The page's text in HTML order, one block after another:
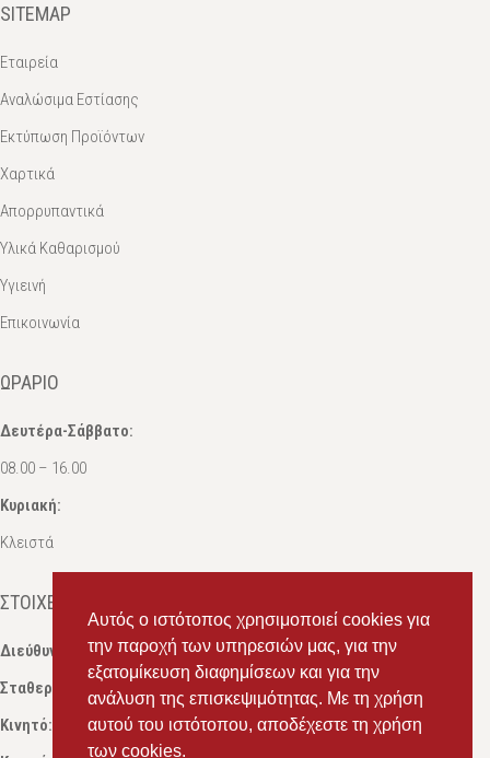
Αυτός ο ιστότοπος χρησιμοποιεί cookies για
την παροχή των υπηρεσιών μας, για την
εξατομίκευση διαφημίσεων και για την
ανάλυση της επισκεψιμότητας. Με τη χρήση
αυτού του ιστότοπου, αποδέχεστε τη χρήση
των cookies.
SITEMAP
Εταιρεία
Αναλώσιμα Εστίασης
Εκτύπωση Προϊόντων
Χαρτικά
Απορρυπαντικά
Υλικά Καθαρισμού
Υγιεινή
Επικοινωνία
ΩΡΆΡΙΟ
Δευτέρα-Σάββατο:
08.00 – 16.00
Κυριακή:
Κλειστά
ΣΤΟΙΧΕΊΑ ΕΠΙΚΟΙΝΩΝΊΑΣ
Διεύθυνση:
Ευδόξου 7, Πάτρα, Τ.Κ. 263 31
Σταθερό:
2614 000595
Κινητό:
69434 75072 , Σαλπόγλου Μαρία